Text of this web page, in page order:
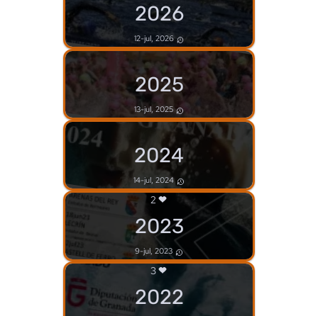
2026
12-jul, 2026
2025
13-jul, 2025
2024
14-jul, 2024
2
2023
9-jul, 2023
3
2022